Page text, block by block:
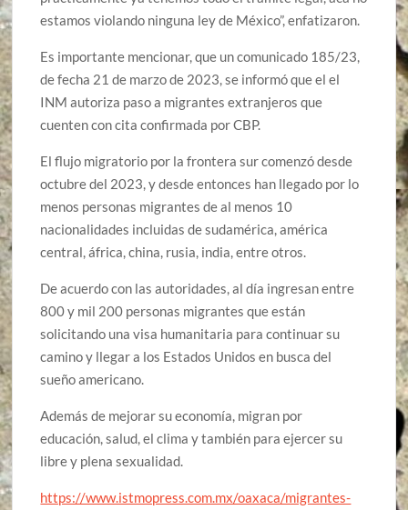
estamos violando ninguna ley de México”, enfatizaron.
Es importante mencionar, que un comunicado 185/23,
de fecha 21 de marzo de 2023, se informó que el el
INM autoriza paso a migrantes extranjeros que
cuenten con cita confirmada por CBP.
El flujo migratorio por la frontera sur comenzó desde
octubre del 2023, y desde entonces han llegado por lo
menos personas migrantes de al menos 10
nacionalidades incluidas de sudamérica, américa
central, áfrica, china, rusia, india, entre otros.
De acuerdo con las autoridades, al día ingresan entre
800 y mil 200 personas migrantes que están
solicitando una visa humanitaria para continuar su
camino y llegar a los Estados Unidos en busca del
sueño americano.
Además de mejorar su economía, migran por
educación, salud, el clima y también para ejercer su
libre y plena sexualidad.
https://www.istmopress.com.mx/oaxaca/migrantes-